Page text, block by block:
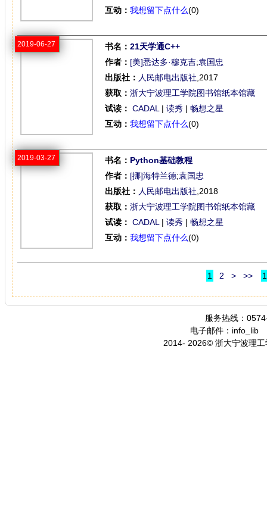
互动： 我想留下点什么(0)
2019-06-27 书名： 21天学通C++
作者： [美]悉达多·穆克吉;袁国忠
出版社： 人民邮电出版社 ,2017
获取： 浙大宁波理工学院图书馆纸本馆藏
试读： CADAL | 读秀 | 畅想之星
互动： 我想留下点什么(0)
2019-03-27 书名： Python基础教程
作者： [挪]海特兰德;袁国忠
出版社： 人民邮电出版社 ,2018
获取： 浙大宁波理工学院图书馆纸本馆藏
试读： CADAL | 读秀 | 畅想之星
互动： 我想留下点什么(0)
1 2 > >>
服务热线：
电子邮件：info_lib
2014- 2026© 浙大宁波理工